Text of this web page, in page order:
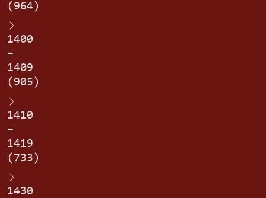
(964)
1400
–
1409
(905)
1410
–
1419
(733)
1430